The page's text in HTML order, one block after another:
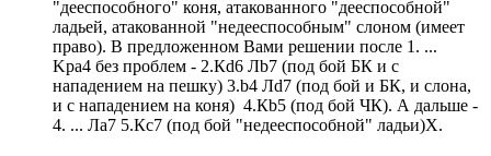
"дееспособного" коня, атакованного "дееспособной"
ладьей, атакованной "недееспособным" слоном (имеет
право). В предложенном Вами решении после 1. ...
Kрa4 без проблем - 2.Кd6 Лb7 (под бой БК и с
нападением на пешку) 3.b4 Лd7 (под бой и БК, и слона,
и с нападением на коня) 4.Кb5 (под бой ЧК). А дальше -
4. ... Лa7 5.Кc7 (под бой "недееспособной" ладьи)Х.